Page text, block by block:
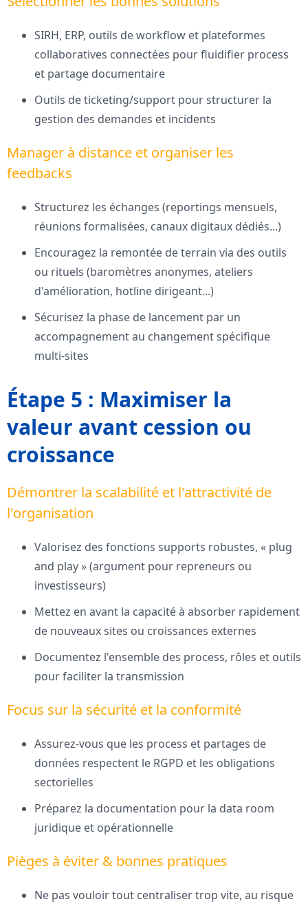
SIRH, ERP, outils de workflow et plateformes
collaboratives connectées pour fluidifier process
et partage documentaire
Outils de ticketing/support pour structurer la
gestion des demandes et incidents
Manager à distance et organiser les
feedbacks
Structurez les échanges (reportings mensuels,
réunions formalisées, canaux digitaux dédiés...)
Encouragez la remontée de terrain via des outils
ou rituels (baromètres anonymes, ateliers
d'amélioration, hotline dirigeant...)
Sécurisez la phase de lancement par un
accompagnement au changement spécifique
multi-sites
Étape 5 : Maximiser la
valeur avant cession ou
croissance
Démontrer la scalabilité et l'attractivité de
l'organisation
Valorisez des fonctions supports robustes, « plug
and play » (argument pour repreneurs ou
investisseurs)
Mettez en avant la capacité à absorber rapidement
de nouveaux sites ou croissances externes
Documentez l'ensemble des process, rôles et outils
pour faciliter la transmission
Focus sur la sécurité et la conformité
Assurez-vous que les process et partages de
données respectent le RGPD et les obligations
sectorielles
Préparez la documentation pour la data room
juridique et opérationnelle
Pièges à éviter & bonnes pratiques
Ne pas vouloir tout centraliser trop vite, au risque